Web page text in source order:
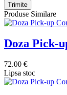
Trimite
Produse Similare
Doza Pick-
72.00 €
Lipsa stoc